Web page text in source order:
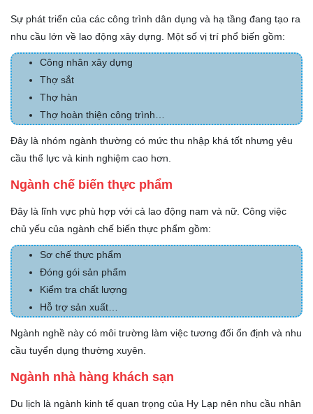
Sự phát triển của các công trình dân dụng và hạ tầng đang tạo ra
nhu cầu lớn về lao động xây dựng. Một số vị trí phổ biến gồm:
Công nhân xây dựng
Thợ sắt
Thợ hàn
Thợ hoàn thiện công trình…
Đây là nhóm ngành thường có mức thu nhập khá tốt nhưng yêu
cầu thể lực và kinh nghiệm cao hơn.
Ngành chế biến thực phẩm
Đây là lĩnh vực phù hợp với cả lao động nam và nữ. Công việc
chủ yếu của ngành chế biến thực phẩm gồm:
Sơ chế thực phẩm
Đóng gói sản phẩm
Kiểm tra chất lượng
Hỗ trợ sản xuất…
Ngành nghề này có môi trường làm việc tương đối ổn định và nhu
cầu tuyển dụng thường xuyên.
Ngành nhà hàng khách sạn
Du lịch là ngành kinh tế quan trọng của Hy Lạp nên nhu cầu nhân